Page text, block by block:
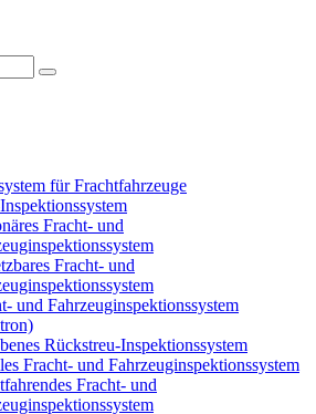
für Frachtfahrzeuge
Fracht- und
Fracht- und
und Fahrzeuginspektionssystem
Rückstreu-Inspektionssystem
Fracht- und Fahrzeuginspektionssystem
Fracht- und